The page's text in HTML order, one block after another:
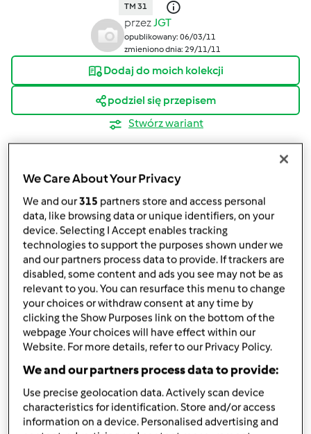
TM 31
przezJGT
opublikowany: 06/03/11
zmieniono dnia: 29/11/11
Dodaj do moich kolekcji
podziel się przepisem
Stwórz wariant
Składniki
spód:
200 g ciasteczek (np. herbatniczki Petit Buerre)
50gmasła
100g gorzkiej czekolady
50gorzeszków ziemnych,solonych
warstwa środkowa:
g twarożku,
w temperaturze pokojowej
1 duża łyżka kwaśnej śmietany
3 całe jajka
3żółtka
200gmiałkiego cukru
We Care About Your Privacy
We and our315 partners store and access personal
data, like browsing data or unique identifiers, on your
device. Selecting I Accept enables tracking
technologies to support the purposes shown under we
and our partners process data to provide. If trackers are
disabled, some content and ads you see may not be as
relevant to you. You can resurface this menu to change
your choices or withdraw consent at any time by
clicking the Show Purposes link on the bottom of the
webpage .Your choices will have effect within our
Website. For more details, refer to our Privacy Policy.
We and our partners process data to provide:
Use precise geolocation data. Actively scan device
characteristics for identification. Store and/or access
information on a device. Personalised advertising and